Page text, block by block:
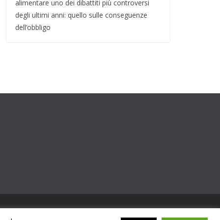
alimentare uno dei dibattiti più controversi
degli ultimi anni: quello sulle conseguenze
dell’obbligo